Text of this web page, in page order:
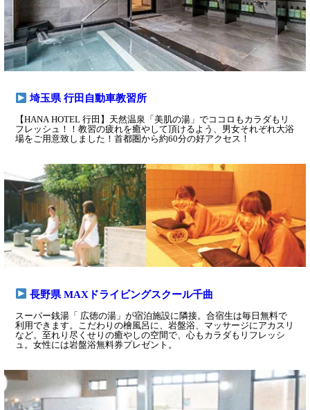
埼玉県 行田自動車教習所
【HANA HOTEL 行田】天然温泉「美肌の湯」でココロもカラダもリ
フレッシュ！！教習の疲れを癒やして頂けるよう、男女それぞれ大浴
場をご用意致しました！首都圏から約60分の好アクセス！
長野県 MAXドライビングスクール千曲
スーパー銭湯「 広徳の湯」が宿泊施設に隣接。合宿生は毎日無料で
利用できます。こだわりの檜風呂に、岩盤浴、マッサージにアカスリ
など。至れり尽くせりの癒やしの空間で、心もカラダもリフレッシ
ュ。女性には岩盤浴無料券プレゼント。